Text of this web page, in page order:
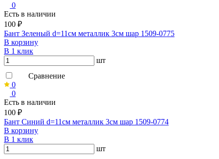
0
Есть в наличии
100 ₽
Бант Зеленый d=11см металлик 3см шар 1509-0775
В корзину
В 1 клик
шт
Сравнение
0
0
Есть в наличии
100 ₽
Бант Синий d=11см металлик 3см шар 1509-0774
В корзину
В 1 клик
шт